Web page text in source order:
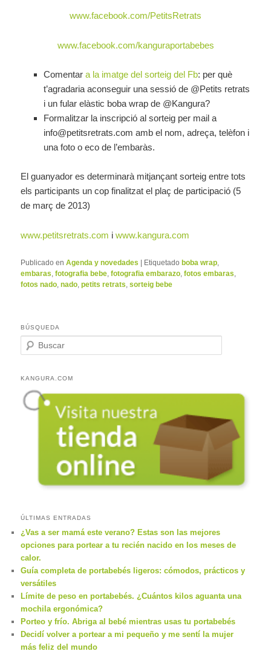
www.facebook.com/PetitsRetrats
www.facebook.com/kanguraportabebes
Comentar a la imatge del sorteig del Fb: per què
t’agradaria aconseguir una sessió de @Petits retrats
i un fular elàstic boba wrap de @Kangura?
Formalitzar la inscripció al sorteig per mail a
info@petitsretrats.com amb el nom, adreça, telèfon i
una foto o eco de l’embaràs.
El guanyador es determinarà mitjançant sorteig entre tots
els participants un cop finalitzat el plaç de participació (5
de març de 2013)
www.petitsretrats.com iwww.kangura.com
Publicado en Agenda y novedades Etiquetado boba wrap,
embaras,fotografia bebe,fotografia embarazo,fotos embaras,
fotos nado,nado,petits retrats,sorteig bebe
BÚSQUEDA
u
c
r
KANGURA.COM
ÚLTIMAS ENTRADAS
¿Vas a ser mamá este verano? Estas son las mejores
opciones para portear a tu recién nacido en los meses de
calor.
Guía completa de portabebés ligeros: cómodos, prácticos y
versátiles
Límite de peso en portabebés. ¿Cuántos kilos aguanta una
mochila ergonómica?
Porteo y frío. Abriga al bebé mientras usas tu portabebés
Decidí volver a portear a mi pequeño y me sentí la mujer
más feliz del mundo